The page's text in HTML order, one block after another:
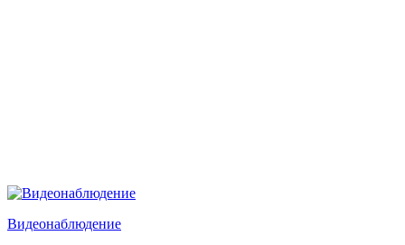
Видеонаблюдение